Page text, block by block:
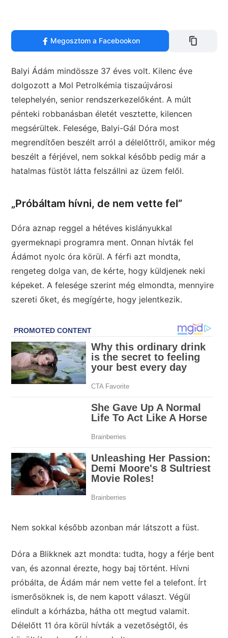
Megosztom a Facebookon
Balyi Ádám mindössze 37 éves volt. Kilenc éve
dolgozott a Mol Petrolkémia tiszaújvárosi
telephelyén, senior rendszerkezelőként. A múlt
pénteki robbanásban életét vesztette, kilencen
megsérültek. Felesége, Balyi-Gál Dóra most
megrendítően beszélt arról a délelőttről, amikor még
beszélt a férjével, nem sokkal később pedig már a
hatalmas füstöt látta felszállni az üzem felől.
„Próbáltam hívni, de nem vette fel”
Dóra aznap reggel a hétéves kislányukkal
gyermeknapi programra ment. Onnan hívták fel
Ádámot nyolc óra körül. A férfi azt mondta,
rengeteg dolga van, de kérte, hogy küldjenek neki
képeket. A felesége szerint még elmondta, mennyire
szereti őket, és megígérte, hogy jelentkezik.
Nem sokkal később azonban már látszott a füst.
Dóra a Blikknek azt mondta: tudta, hogy a férje bent
van, és azonnal érezte, hogy baj történt. Hívni
próbálta, de Ádám már nem vette fel a telefont. Írt
ismerősöknek is, de nem kapott választ. Végül
elindult a kórházba, hátha ott megtud valamit.
Délelőtt 11 óra körül hívták a vezetőségtől, és